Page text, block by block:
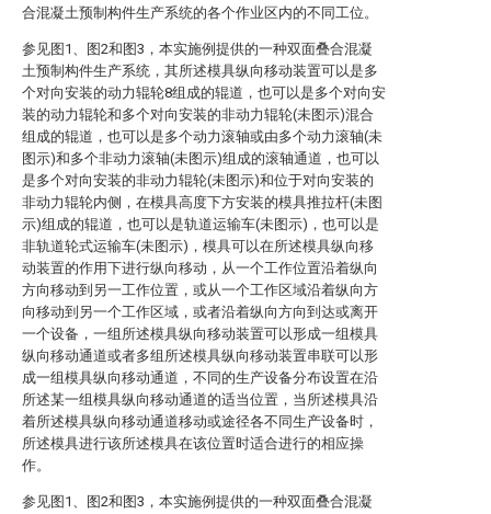
合混凝土预制构件生产系统的各个作业区内的不同工位。
参见图1、图2和图3，本实施例提供的一种双面叠合混凝
土预制构件生产系统，其所述模具纵向移动装置可以是多
个对向安装的动力辊轮8组成的辊道，也可以是多个对向安
装的动力辊轮和多个对向安装的非动力辊轮(未图示)混合
组成的辊道，也可以是多个动力滚轴或由多个动力滚轴(未
图示)和多个非动力滚轴(未图示)组成的滚轴通道，也可以
是多个对向安装的非动力辊轮(未图示)和位于对向安装的
非动力辊轮内侧，在模具高度下方安装的模具推拉杆(未图
示)组成的辊道，也可以是轨道运输车(未图示)，也可以是
非轨道轮式运输车(未图示)，模具可以在所述模具纵向移
动装置的作用下进行纵向移动，从一个工作位置沿着纵向
方向移动到另一工作位置，或从一个工作区域沿着纵向方
向移动到另一个工作区域，或者沿着纵向方向到达或离开
一个设备，一组所述模具纵向移动装置可以形成一组模具
纵向移动通道或者多组所述模具纵向移动装置串联可以形
成一组模具纵向移动通道，不同的生产设备分布设置在沿
所述某一组模具纵向移动通道的适当位置，当所述模具沿
着所述模具纵向移动通道移动或途径各不同生产设备时，
所述模具进行该所述模具在该位置时适合进行的相应操
作。
参见图1、图2和图3，本实施例提供的一种双面叠合混凝